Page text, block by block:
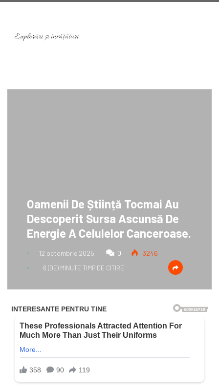
Oamenii De Știință Tocmai Au
Descoperit Sursa Ascunsă De
Energie A Celulelor Canceroase.
12 octombrie 2025 0 3246
6 (DE) MINUTE TIMP DE CITIRE